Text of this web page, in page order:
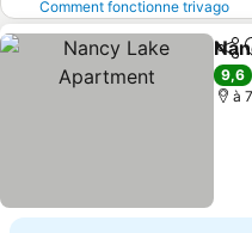
Comment fonctionne trivago
9,6
à